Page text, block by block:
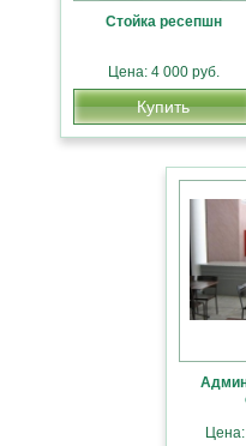
Стойка ресепшн
Цена: 4 000 руб.
Купить